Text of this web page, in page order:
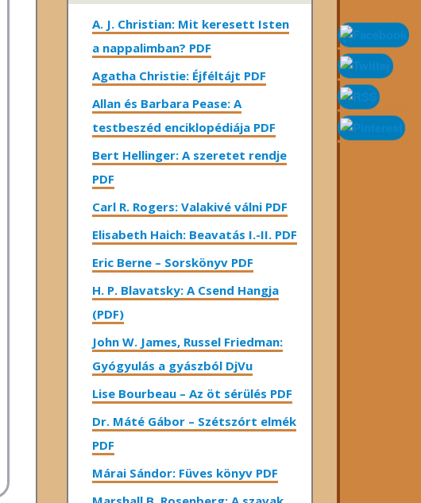
A. J. Christian: Mit keresett Isten
a nappalimban? PDF
Agatha Christie: Éjféltájt PDF
Allan és Barbara Pease: A
testbeszéd enciklopédiája PDF
Bert Hellinger: A ​szeretet rendje
PDF
Carl R. Rogers: Valakivé válni PDF
Elisabeth Haich: Beavatás I.-II. PDF
Eric Berne – Sorskönyv PDF
H. P. Blavatsky: A Csend Hangja
(PDF)
John W. James, Russel Friedman:
Gyógyulás a gyászból DjVu
Lise Bourbeau – Az öt sérülés PDF
Dr. Máté Gábor – Szétszórt elmék
PDF
Márai Sándor: Füves könyv PDF